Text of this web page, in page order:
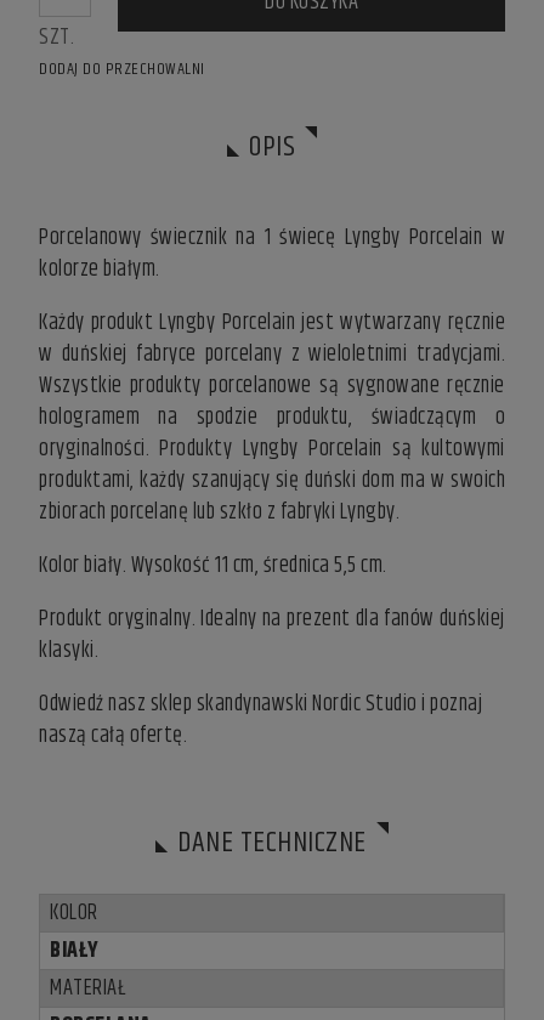
SZT.
DODAJ DO PRZECHOWALNI
OPIS
Porcelanowy świecznik na 1 świecę Lyngby Porcelain w
kolorze białym.
Każdy produkt Lyngby Porcelain jest wytwarzany ręcznie
w duńskiej fabryce porcelany z wieloletnimi tradycjami.
Wszystkie produkty porcelanowe są sygnowane ręcznie
hologramem na spodzie produktu, świadczącym o
oryginalności. Produkty Lyngby Porcelain są kultowymi
produktami, każdy szanujący się duński dom ma w swoich
zbiorach porcelanę lub szkło z fabryki Lyngby.
Kolor biały. Wysokość 11 cm, średnica 5,5 cm.
Produkt oryginalny. Idealny na prezent dla fanów duńskiej
klasyki.
Odwiedź nasz sklep skandynawski Nordic Studio i poznaj
naszą całą ofertę.
DANE TECHNICZNE
KOLOR
BIAŁY
MATERIAŁ